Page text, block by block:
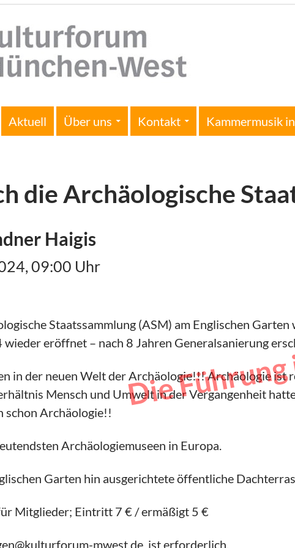
Aktuell Über uns Kontakt Kammermusik
die Archäologische
Haigis
09:00 Uhr
Staatssammlung (ASM) am Englischen
eröffnet – nach 8 Jahren Generalsanierung
in der neuen Welt der Archäologie!!! Archäologie ist
Mensch und Umwelt in der Vergangenheit
schon Archäologie!!
Die
Archäologiemuseen in Europa.
Garten hin ausgerichtete öffentliche
Mitglieder; Eintritt 7 € / ermäßigt 5 €
mwest.de ist erforderlich.